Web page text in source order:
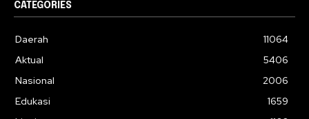
CATEGORIES
Daerah
11064
Aktual
5406
Nasional
2006
Edukasi
1659